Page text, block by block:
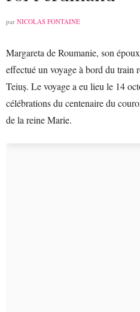
par NICOLAS FONTAINE
Margareta de Roumanie, son
effectué un voyage à bord du train
Teiuș. Le voyage a eu lieu le 14
célébrations du centenaire du
de la reine Marie.